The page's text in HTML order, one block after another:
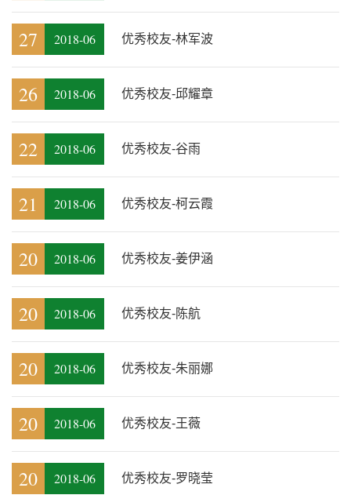
27 2018-06 优秀校友-林军波
26 2018-06 优秀校友-邱耀章
22 2018-06 优秀校友-谷雨
21 2018-06 优秀校友-柯云霞
20 2018-06 优秀校友-姜伊涵
20 2018-06 优秀校友-陈航
20 2018-06 优秀校友-​朱丽娜
20 2018-06 优秀校友-王薇
20 2018-06 优秀校友-罗晓莹